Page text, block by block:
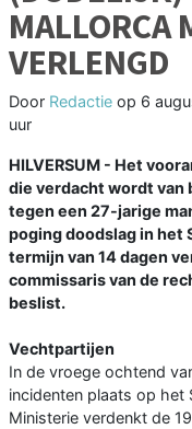
MALLORCA
VERLENGD
Door Redactie op 6
uur
HILVERSUM - Het
die verdacht wordt
tegen een 27-jarige
poging doodslag in het
termijn van 14 dagen
commissaris van de
beslist.
Vechtpartijen
In de vroege ochtend
incidenten plaats op het
Ministerie verdenkt de